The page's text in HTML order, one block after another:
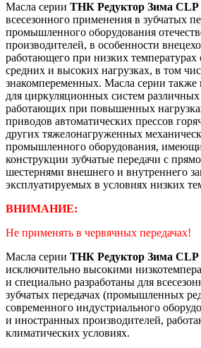
Масла серии ТНК Редуктор Зима CLP
всесезонного применения в зубчатых
промышленного оборудования
производителей, в особенности
работающего при низких
средних и высоких нагрузках, в том
знакомпеременных. Масла серии также
для циркуляционных систем
работающих при повышенных
приводов автоматических прессов
других тяжелонагруженных
промышленного оборудования,
конструкции зубчатые передачи с
шестернями внешнего и внутреннего
эксплуатируемых в условиях низких
ВНИМАНИЕ:
Не применять в червячных передачах!
Масла серии ТНК Редуктор Зима CLP
исключительно высокими
и специально разработаны для
зубчатых передачах (промышленных
современного индустриального
и иностранных производителей,
климатических условиях.